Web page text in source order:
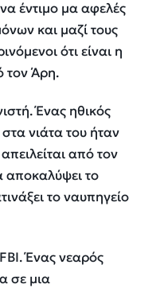
έντιμο μα αφελές
και μαζί τους
ότι είναι η
τον Άρη.
Ένας ηθικός
νιάτα του ήταν
από τον
αποκαλύψει το
το ναυπηγείο
Ένας νεαρός
σε μια